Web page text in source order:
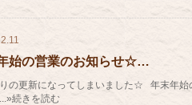
始の営業のお知らせ☆…
の更新になってしまいました☆ 年末年
続きを読む